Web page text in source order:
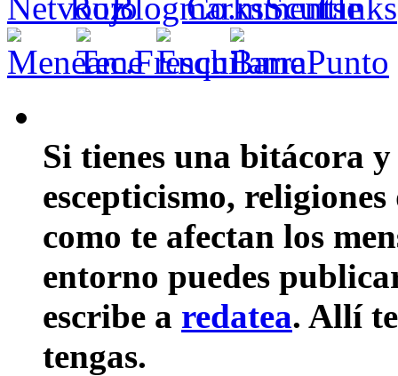
Si tienes una bitácora
escepticismo,
como te afectan los
entorno puedes
escribe a redatea. Allí
tengas.